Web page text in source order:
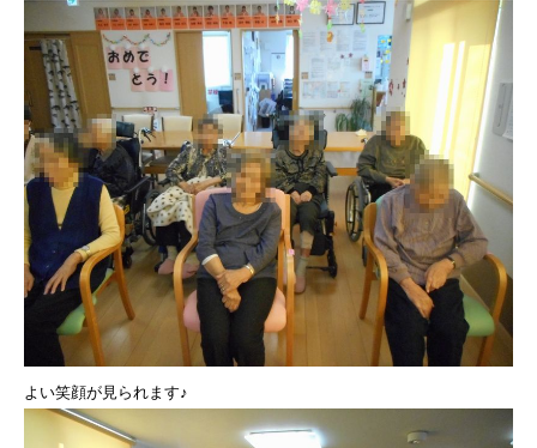
よい笑顔が見られます♪